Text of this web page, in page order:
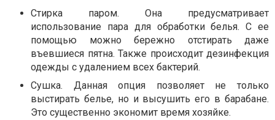
Стирка паром. Она предусматривает
использование пара для обработки белья. С ее
помощью можно бережно отстирать даже
въевшиеся пятна. Также происходит дезинфекция
одежды с удалением всех бактерий.
Сушка. Данная опция позволяет не только
выстирать белье, но и высушить его в барабане.
Это существенно экономит время хозяйке.